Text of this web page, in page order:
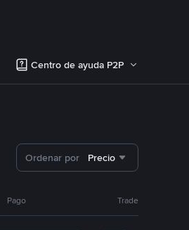
Centro de ayuda P2P
Ordenar por Precio
Pago Trade